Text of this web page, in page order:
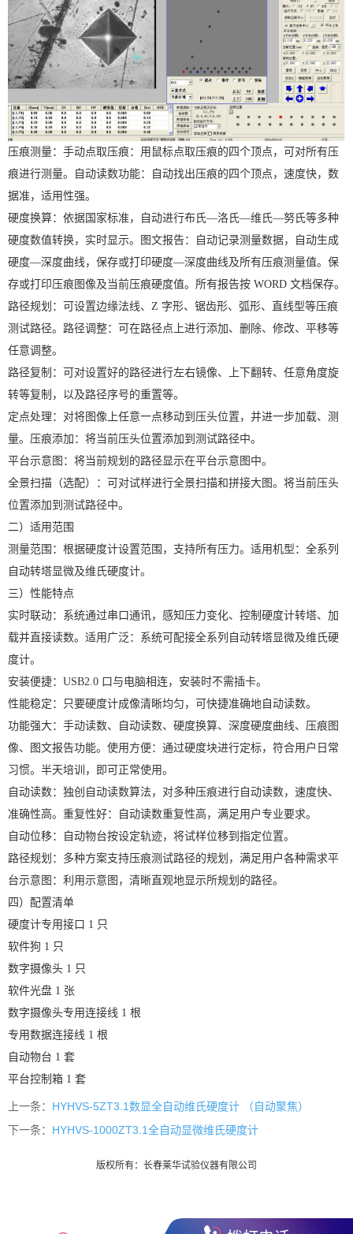
压痕测量：手动点取压痕：用鼠标点取压痕的四个顶点，可对所有压
痕进行测量。自动读数功能：自动找出压痕的四个顶点，速度快，数
据准，适用性强。
硬度换算：依据国家标准，自动进行布氏—洛氏—维氏—努氏等多种
硬度数值转换，实时显示。图文报告：自动记录测量数据，自动生成
硬度—深度曲线，保存或打印硬度—深度曲线及所有压痕测量值。保
存或打印压痕图像及当前压痕硬度值。所有报告按 WORD 文档保存。
路径规划：可设置边缘法线、Z 字形、锯齿形、弧形、直线型等压痕
测试路径。路径调整：可在路径点上进行添加、删除、修改、平移等
任意调整。
路径复制：可对设置好的路径进行左右镜像、上下翻转、任意角度旋
转等复制，以及路径序号的重置等。
定点处理：对将图像上任意一点移动到压头位置，并进一步加载、测
量。压痕添加：将当前压头位置添加到测试路径中。
平台示意图：将当前规划的路径显示在平台示意图中。
全景扫描（选配）：可对试样进行全景扫描和拼接大图。将当前压头
位置添加到测试路径中。
二）适用范围
测量范围：根据硬度计设置范围，支持所有压力。适用机型：全系列
自动转塔显微及维氏硬度计。
三）性能特点
实时联动：系统通过串口通讯，感知压力变化、控制硬度计转塔、加
载并直接读数。适用广泛：系统可配接全系列自动转塔显微及维氏硬
度计。
安装便捷：USB2.0 口与电脑相连，安装时不需插卡。
性能稳定：只要硬度计成像清晰均匀，可快捷准确地自动读数。
功能强大：手动读数、自动读数、硬度换算、深度硬度曲线、压痕图
像、图文报告功能。使用方便：通过硬度块进行定标，符合用户日常
习惯。半天培训，即可正常使用。
自动读数：独创自动读数算法，对多种压痕进行自动读数，速度快、
准确性高。重复性好：自动读数重复性高，满足用户专业要求。
自动位移：自动物台按设定轨迹，将试样位移到指定位置。
路径规划：多种方案支持压痕测试路径的规划，满足用户各种需求平
台示意图：利用示意图，清晰直观地显示所规划的路径。
四）配置清单
硬度计专用接口 1 只
软件狗 1 只
数字摄像头 1 只
软件光盘 1 张
数字摄像头专用连接线 1 根
专用数据连接线 1 根
自动物台 1 套
平台控制箱 1 套
上一条： HYHVS-5ZT3.1数显全自动维氏硬度计 （自动聚焦）
下一条： HYHVS-1000ZT3.1全自动显微维氏硬度计
版权所有：长春莱华试验仪器有限公司